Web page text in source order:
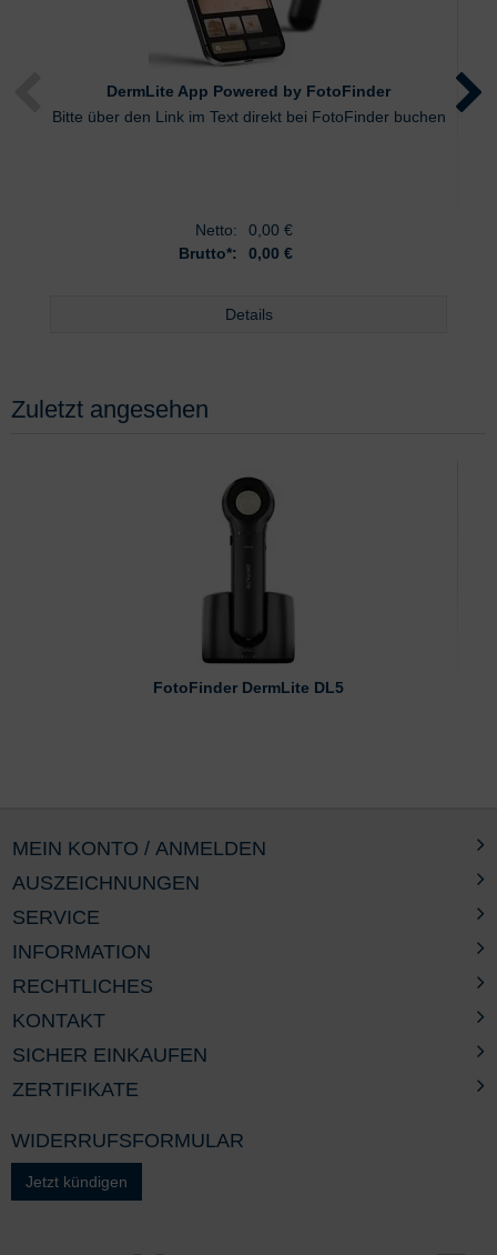
DermLite App Powered by FotoFinder
Bitte über den Link im Text direkt bei FotoFinder buchen
Netto: 0,00 €
Brutto*:
0,00 €
Details
Zuletzt angesehen
FotoFinder DermLite DL5
AUSZEICHNUNGEN
SERVICE
INFORMATION
RECHTLICHES
MEIN KONTO / ANMELDEN
KONTAKT
SICHER EINKAUFEN
ZERTIFIKATE
WIDERRUFSFORMULAR
Jetzt kündigen